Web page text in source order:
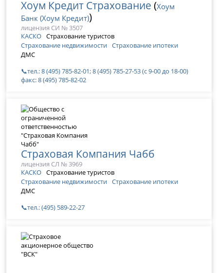
Хоум Кредит Страхование (Хоум
Банк (Хоум Кредит))
лицензия СИ № 3507
КАСКО Страхование туристов
Страхование недвижимости Страхование ипотеки
ДМС
📞тел.: 8 (495) 785-82-01; 8 (495) 785-27-53 (с 9-00 до 18-00)
факс: 8 (495) 785-82-02
Страховая Компания Чабб
лицензия СЛ № 3969
КАСКО Страхование туристов
Страхование недвижимости Страхование ипотеки
ДМС
📞тел.: (495) 589-22-27